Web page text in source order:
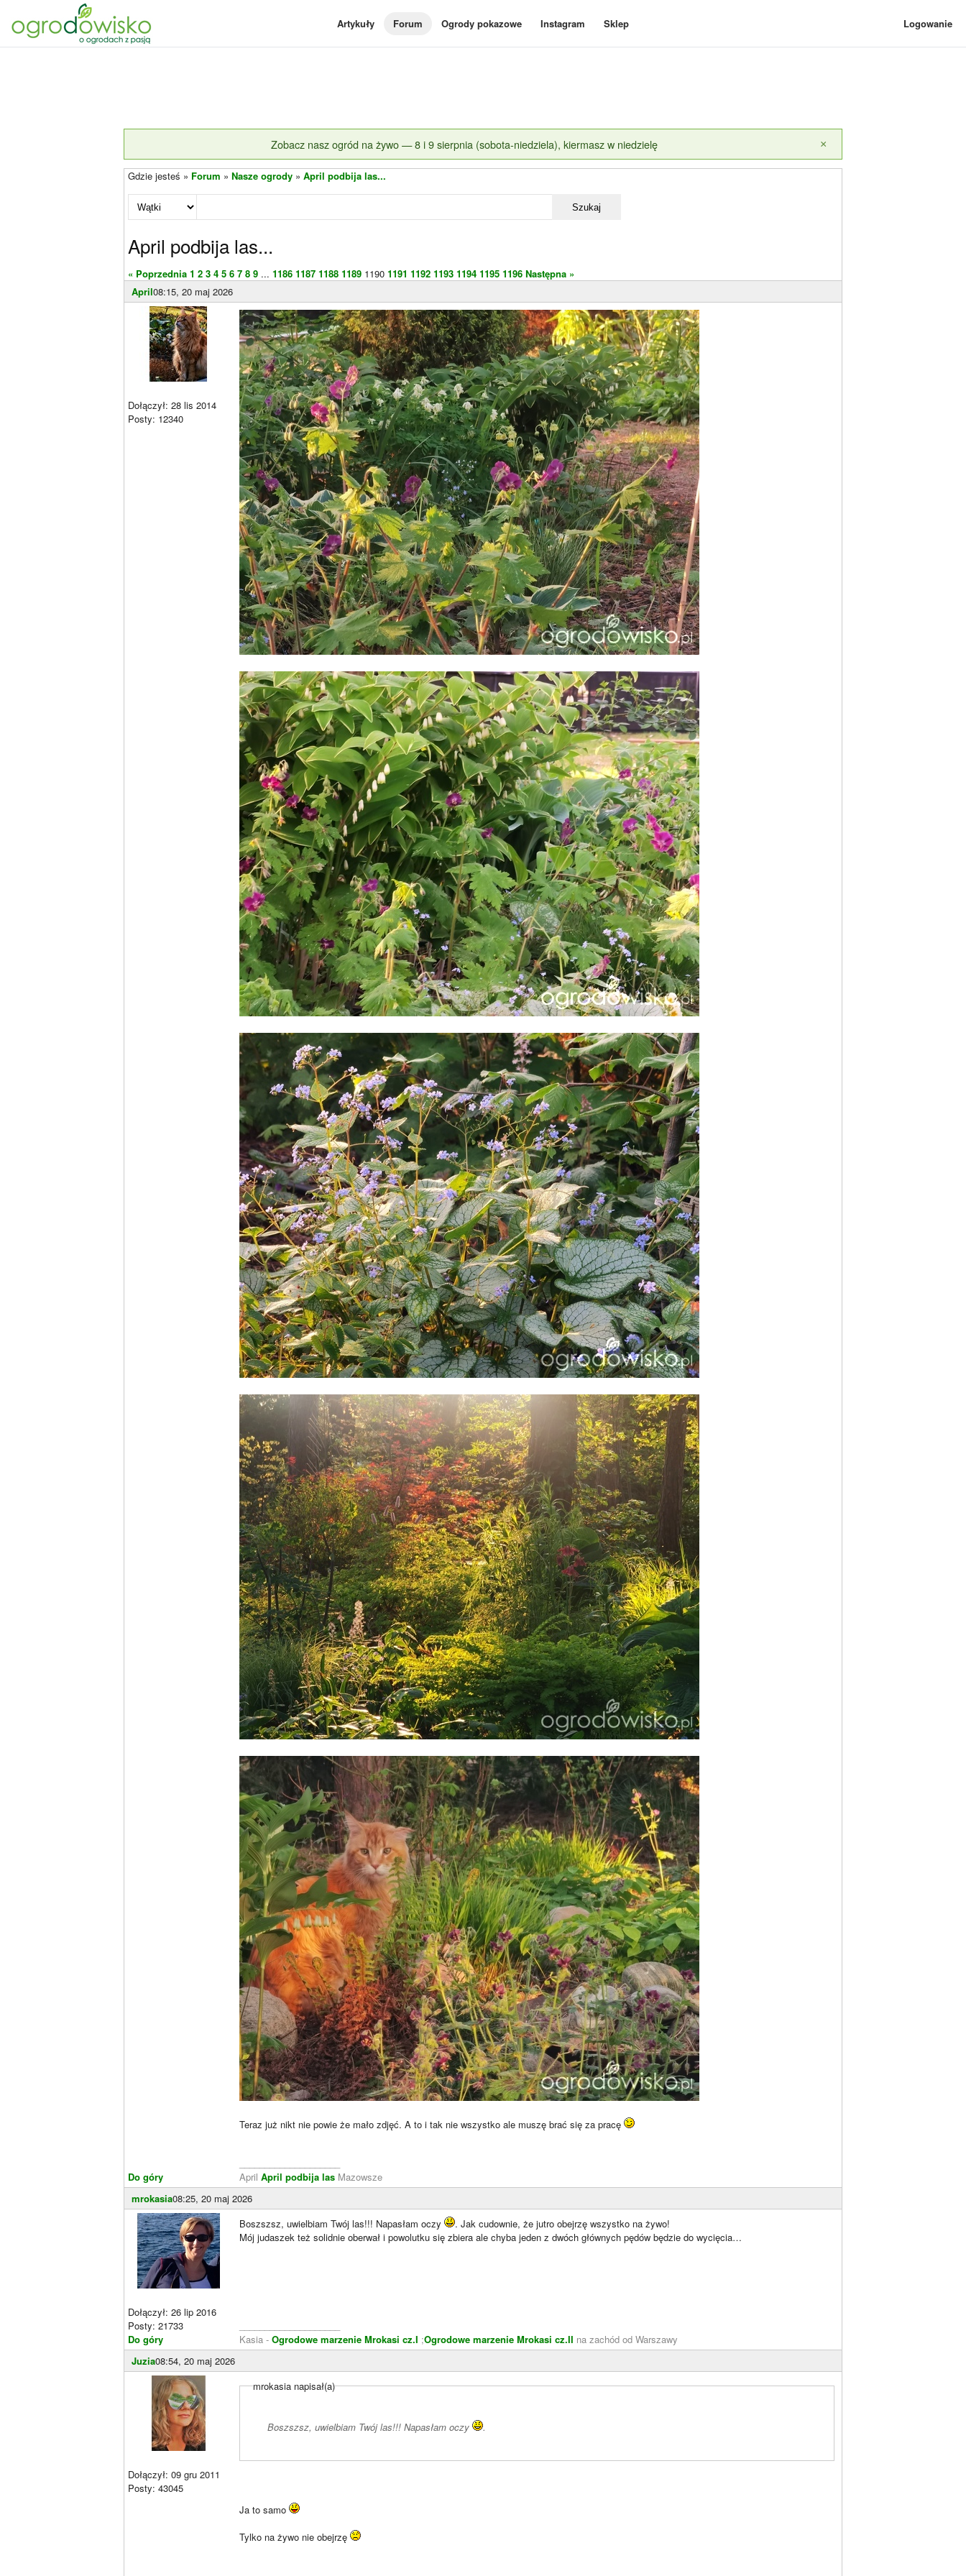
Artykuły Forum Ogrody pokazowe Instagram Sklep Logowanie
Zobacz nasz ogród na żywo — 8 i 9 sierpnia (sobota-niedziela), kiermasz w niedzielę ×
Gdzie jesteś » Forum » Nasze ogrody » April podbija las...
Szukaj
April podbija las...
« Poprzednia 1 2 3 4 5 6 7 8 9 ... 1186 1187 1188 1189 1190 1191 1192 1193 1194 1195 1196 Następna »
April08:15, 20 maj 2026
Dołączył: 28 lis 2014
Posty: 12340
Do góry
Teraz już nikt nie powie że mało zdjęć. A to i tak nie wszystko ale muszę brać się za pracę
April April podbija las Mazowsze
mrokasia08:25, 20 maj 2026
Dołączył: 26 lip 2016
Posty: 21733
Do góry
Boszszsz, uwielbiam Twój las!!! Napasłam oczy
. Jak cudownie, że jutro obejrzę wszystko na żywo!
Mój judaszek też solidnie oberwał i powolutku się zbiera ale chyba jeden z dwóch głównych pędów będzie do wycięcia…
Kasia - Ogrodowe marzenie Mrokasi cz.I ;Ogrodowe marzenie Mrokasi cz.II na zachód od Warszawy
Juzia08:54, 20 maj 2026
Dołączył: 09 gru 2011
Posty: 43045
mrokasia napisał(a)
Boszszsz, uwielbiam Twój las!!! Napasłam oczy .
Ja to samo
Tylko na żywo nie obejrzę